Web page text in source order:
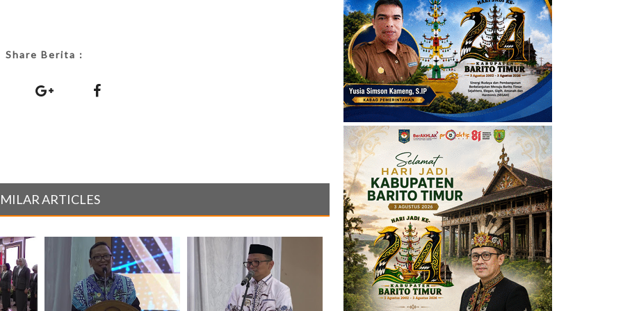
Share Berita :
ARTICLES